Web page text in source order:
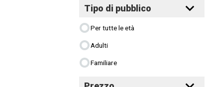
Tipo di pubblico
Per tutte le età
Adulti
Familiare